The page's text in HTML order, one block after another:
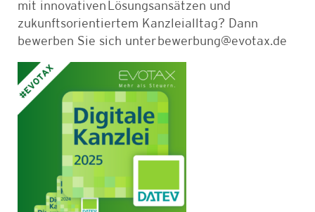
mit innovativen Lösungsansätzen und
zukunftsorientiertem Kanzleialltag? Dann
bewerben Sie sich unter bewerbung@evotax.de